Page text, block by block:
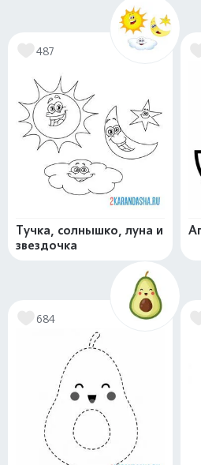
487
Тучка, солнышко, луна и
звездочка
684